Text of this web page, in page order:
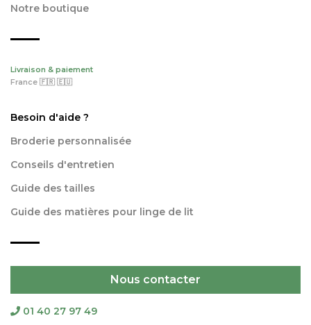
Notre boutique
Livraison & paiement
France 🇫🇷 🇪🇺
Besoin d'aide ?
Broderie personnalisée
Conseils d'entretien
Guide des tailles
Guide des matières pour linge de lit
Nous contacter
01 40 27 97 49